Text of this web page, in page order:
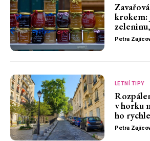
krokem:
Petra
LETNÍ TIPY
v horku
ho
Petra